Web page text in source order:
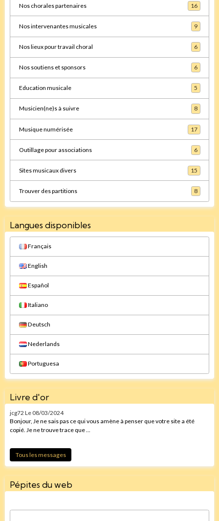
Nos chorales partenaires 16
Nos intervenantes musicales 9
Nos lieux pour travail choral 6
Nos soutiens et sponsors 6
Education musicale 5
Musicien(ne)s à suivre 8
Musique numérisée 17
Outillage pour associations 6
Sites musicaux divers 15
Trouver des partitions 8
Langues disponibles
Français
English
Español
Italiano
Deutsch
Nederlands
Portuguesa
Livre d'or
jcg72 Le 08/03/2024
Bonjour, Je ne sais pas ce qui vous amène à penser que votre site a été
copié. Je ne trouve trace que ...
Tous les messages
Pépites du web